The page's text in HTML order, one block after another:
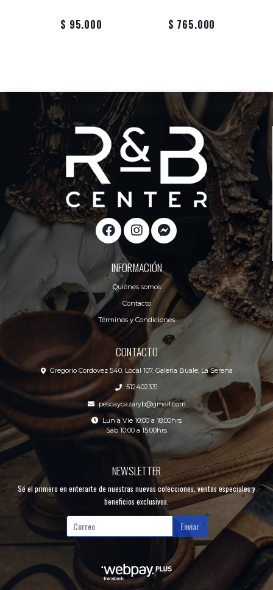
$ 95.000 $ 765.000
INFORMACIÓN
Quiénes somos
Contacto
Términos y Condiciones
CONTACTO
Gregorio Cordovez 540, Local 107, Galeria Buale, La Serena
512402331
pescaycazaryb@gmail.com
Lun a Vie 10:00 a 18:00hrs
Sáb 10:00 a 15:00hrs
NEWSLETTER
Sé el primero en enterarte de nuestras nuevas colecciones, ventas especiales y
beneficios exclusivos.
Enviar